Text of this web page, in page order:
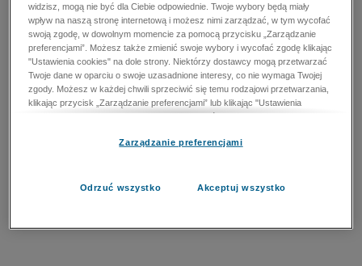
widzisz, mogą nie być dla Ciebie odpowiednie. Twoje wybory będą miały
wpływ na naszą stronę internetową i możesz nimi zarządzać, w tym wycofać
swoją zgodę, w dowolnym momencie za pomocą przycisku „Zarządzanie
preferencjami”. Możesz także zmienić swoje wybory i wycofać zgodę klikając
"Ustawienia cookies" na dole strony. Niektórzy dostawcy mogą przetwarzać
Twoje dane w oparciu o swoje uzasadnione interesy, co nie wymaga Twojej
zgody. Możesz w każdej chwili sprzeciwić się temu rodzajowi przetwarzania,
klikając przycisk „Zarządzanie preferencjami” lub klikając "Ustawienia
cookies" na dole strony. Nie możesz sprzeciwić się przetwarzaniu przez
zapobiegania oszustwom i naprawiania błędów, a w tym celu mogą zostać
przetwarzaniu danych osobowych w celu dostarczania i prezentacji reklam i
Zarządzanie preferencjami
Odrzuć wszystko Akceptuj wszystko